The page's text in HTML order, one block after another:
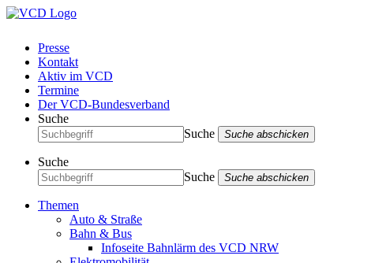
Presse
Kontakt
Aktiv im VCD
Termine
Der VCD-Bundesverband
Suche
Suche
Suche abschicken
Suche
Suche
Suche abschicken
Themen
Auto & Straße
Bahn & Bus
Infoseite Bahnlärm des VCD NRW